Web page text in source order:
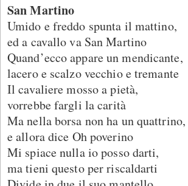
San Martino
Umido e freddo spunta il mattino,
ed a cavallo va San Martino
Quand’ecco appare un mendicante,
lacero e scalzo vecchio e tremante
Il cavaliere mosso a pietà,
vorrebbe fargli la carità
Ma nella borsa non ha un quattrino,
e allora dice Oh poverino
Mi spiace nulla io posso darti,
ma tieni questo per riscaldarti